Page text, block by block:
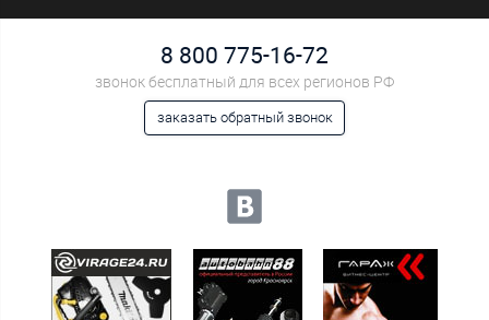
8 800 775-16-72
звонок бесплатный для всех регионов РФ
заказать обратный звонок